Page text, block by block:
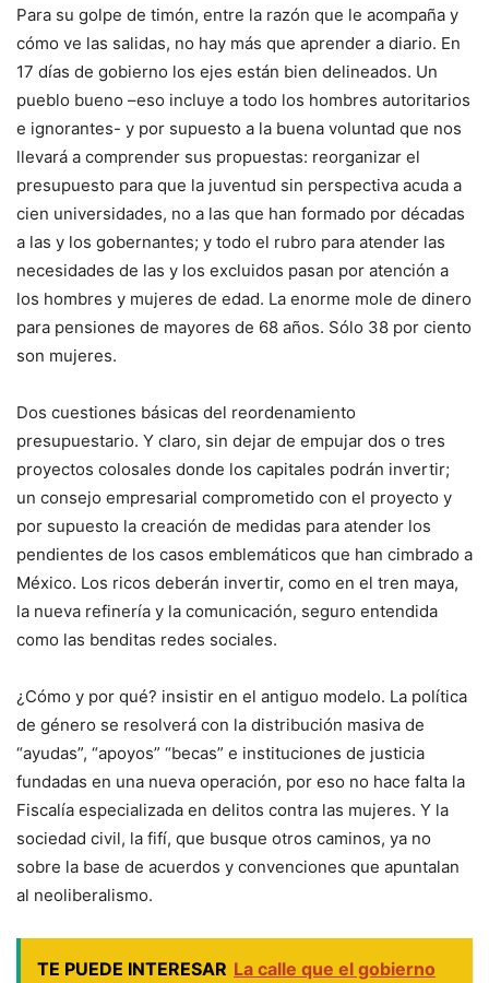
Para su golpe de timón, entre la razón que le acompaña y
cómo ve las salidas, no hay más que aprender a diario. En
17 días de gobierno los ejes están bien delineados. Un
pueblo bueno –eso incluye a todo los hombres autoritarios
e ignorantes- y por supuesto a la buena voluntad que nos
llevará a comprender sus propuestas: reorganizar el
presupuesto para que la juventud sin perspectiva acuda a
cien universidades, no a las que han formado por décadas
a las y los gobernantes; y todo el rubro para atender las
necesidades de las y los excluidos pasan por atención a
los hombres y mujeres de edad. La enorme mole de dinero
para pensiones de mayores de 68 años. Sólo 38 por ciento
son mujeres.
Dos cuestiones básicas del reordenamiento
presupuestario. Y claro, sin dejar de empujar dos o tres
proyectos colosales donde los capitales podrán invertir;
un consejo empresarial comprometido con el proyecto y
por supuesto la creación de medidas para atender los
pendientes de los casos emblemáticos que han cimbrado a
México. Los ricos deberán invertir, como en el tren maya,
la nueva refinería y la comunicación, seguro entendida
como las benditas redes sociales.
¿Cómo y por qué? insistir en el antiguo modelo. La política
de género se resolverá con la distribución masiva de
“ayudas”, “apoyos” “becas” e instituciones de justicia
fundadas en una nueva operación, por eso no hace falta la
Fiscalía especializada en delitos contra las mujeres. Y la
sociedad civil, la fifí, que busque otros caminos, ya no
sobre la base de acuerdos y convenciones que apuntalan
al neoliberalismo.
TE PUEDE INTERESAR La calle que el gobierno